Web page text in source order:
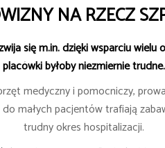
NA RZECZ
się m.in. dzięki wsparciu
placówki byłoby niezmiernie trudne.
medyczny i pomocniczy,
małych pacjentów trafiają
trudny okres hospitalizacji.